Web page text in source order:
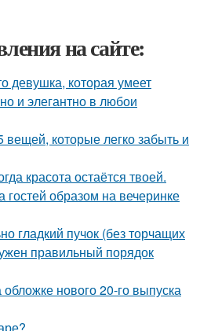
на сайте:
девушка, которая умеет
и элегантно в любои
которые легко забыть и
красота остаётся твоей.
образом на вечеринке
гладкий пучок (без торчащих
правильный порядок
нового 20-го выпуска